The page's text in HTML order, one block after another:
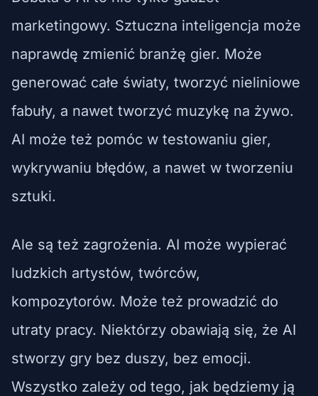
marketingowy. Sztuczna inteligencja może
naprawdę zmienić branżę gier. Może
generować całe światy, tworzyć nieliniowe
fabuły, a nawet tworzyć muzykę na żywo.
AI może też pomóc w testowaniu gier,
wykrywaniu błędów, a nawet w tworzeniu
sztuki.
Ale są też zagrożenia. AI może wypierać
ludzkich artystów, twórców,
kompozytorów. Może też prowadzić do
utraty pracy. Niektórzy obawiają się, że AI
stworzy gry bez duszy, bez emocji.
Wszystko zależy od tego, jak będziemy ją